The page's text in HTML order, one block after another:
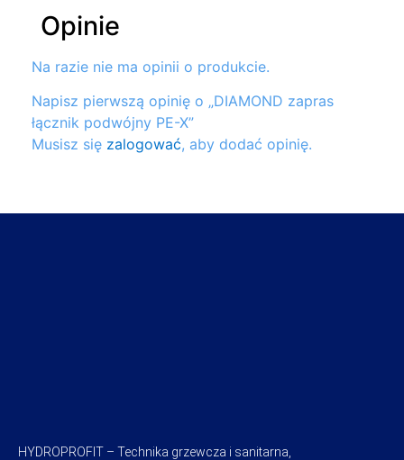
Opinie
Na razie nie ma opinii o produkcie.
Napisz pierwszą opinię o „DIAMOND zapras
łącznik podwójny PE-X”
Musisz się zalogować, aby dodać opinię.
HYDROPROFIT – Technika grzewcza i sanitarna,